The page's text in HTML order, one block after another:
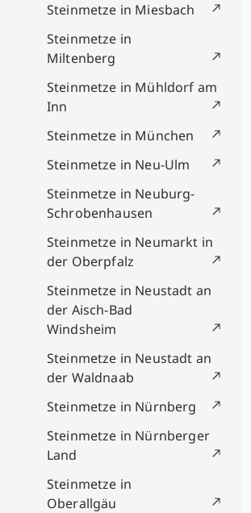
Steinmetze in Miesbach
Steinmetze in
Miltenberg
Steinmetze in Mühldorf am
Inn
Steinmetze in München
Steinmetze in Neu-Ulm
Steinmetze in Neuburg-
Schrobenhausen
Steinmetze in Neumarkt in
der Oberpfalz
Steinmetze in Neustadt an
der Aisch-Bad
Windsheim
Steinmetze in Neustadt an
der Waldnaab
Steinmetze in Nürnberg
Steinmetze in Nürnberger
Land
Steinmetze in
Oberallgäu